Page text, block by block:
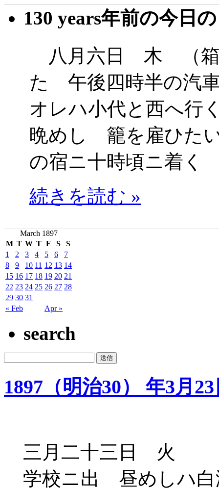
130 years年前の今日
八月六日 木 （箱
た 午後四時半の汽
オレハ小代と西へ行
晩めし 籠を雇ひた
の宿ニ十時頃ニ着く
続きを読む »
March 1897
M T W T F S S
« Feb Apr »
1 2 3 4 5 6
7
8
9 10 11 12 13 14
15 16 17 18 19 20 21
22 23 24 25 26 27 28
29 30 31
search
1897（明治30） 年3月
三月二十三日 火
学校ニ出 昼めしハ白